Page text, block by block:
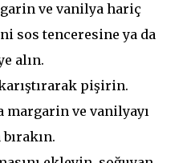
ve vanilya hariç
sos tenceresine ya da
alın.
pişirin.
margarin ve vanilyayı